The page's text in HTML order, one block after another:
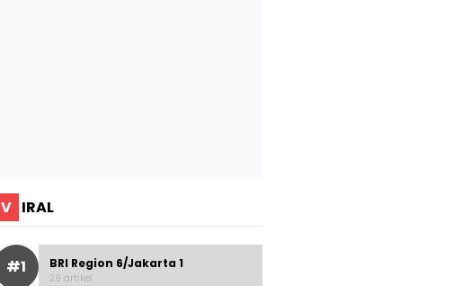
V IRAL
#1 BRI Region 6/Jakarta 1
29 artikel